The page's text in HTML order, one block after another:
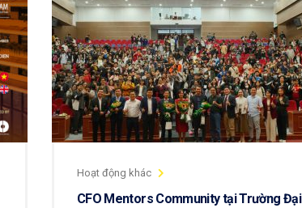
Hoạt động khác
CFO Mentors Community tại Trường Đại